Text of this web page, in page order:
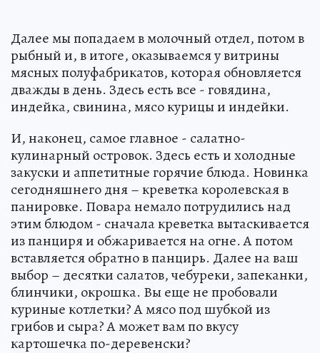
Далее мы попадаем в молочный отдел, потом в
рыбный и, в итоге, оказываемся у витрины
мясных полуфабрикатов, которая обновляется
дважды в день. Здесь есть все - говядина,
индейка, свинина, мясо курицы и индейки.
И, наконец, самое главное - салатно-
кулинарный островок. Здесь есть и холодные
закуски и аппетитные горячие блюда. Новинка
сегодняшнего дня – креветка королевская в
панировке. Повара немало потрудились над
этим блюдом - сначала креветка вытаскивается
из панциря и обжаривается на огне. А потом
вставляется обратно в панцирь. Далее на ваш
выбор – десятки салатов, чебуреки, запеканки,
блинчики, окрошка. Вы еще не пробовали
куриные котлетки? А мясо под шубкой из
грибов и сыра? А может вам по вкусу
картошечка по-деревенски?